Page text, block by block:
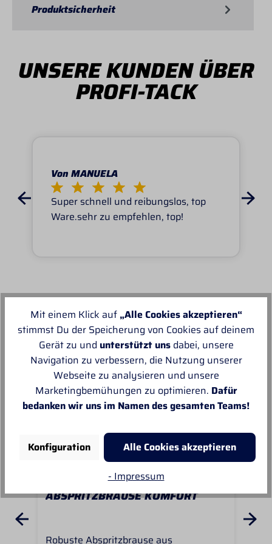
Produktsicherheit
UNSERE KUNDEN ÜBER
PROFI-TACK
Von MANUELA
Super schnell und reibungslos, top
Ware.sehr zu empfehlen, top!
Unsere Empfehlungen
ABSPRITZBRAUSE KOMFORT
Robuste Abspritzbrause aus
Mit einem Klick auf „Alle Cookies akzeptieren“
stimmst Du der Speicherung von Cookies auf deinem
Gerät zu und unterstützt unsdabei, unsere
Navigation zu verbessern, die Nutzung unserer
Webseite zu analysieren und unsere
Marketingbemühungen zu optimieren. Dafür
bedanken wir uns im Namen des gesamten Teams!
Konfiguration
Alle Cookies akzeptieren
- Impressum